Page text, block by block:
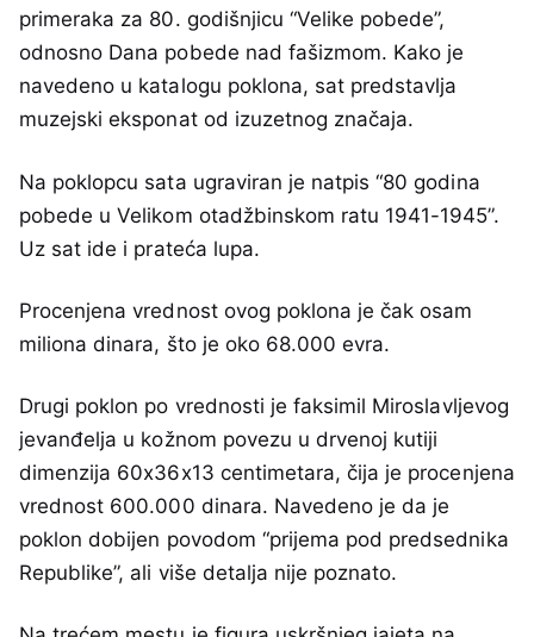
primeraka za 80. godišnjicu “Velike pobede”,
odnosno Dana pobede nad fašizmom. Kako je
navedeno u katalogu poklona, sat predstavlja
muzejski eksponat od izuzetnog značaja.
Na poklopcu sata ugraviran je natpis “80 godina
pobede u Velikom otadžbinskom ratu 1941-1945”.
Uz sat ide i prateća lupa.
Procenjena vrednost ovog poklona je čak osam
miliona dinara, što je oko 68.000 evra.
Drugi poklon po vrednosti je faksimil Miroslavljevog
jevanđelja u kožnom povezu u drvenoj kutiji
dimenzija 60x36x13 centimetara, čija je procenjena
vrednost 600.000 dinara. Navedeno je da je
poklon dobijen povodom “prijema pod predsednika
Republike”, ali više detalja nije poznato.